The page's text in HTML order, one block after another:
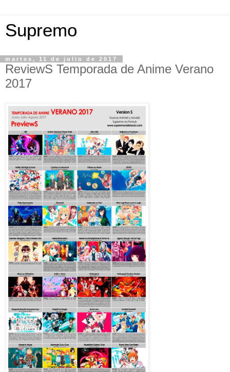
Supremo
martes, 11 de julio de 2017
ReviewS Temporada de Anime Verano
2017